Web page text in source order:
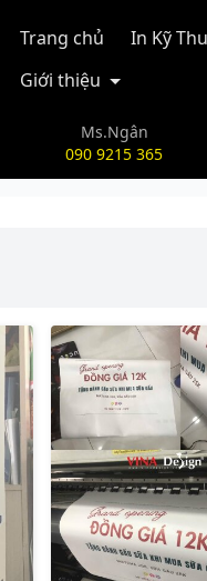
Trang chủ In Kỹ
Giới thiệu
Ms.Ngân
090 9215 365